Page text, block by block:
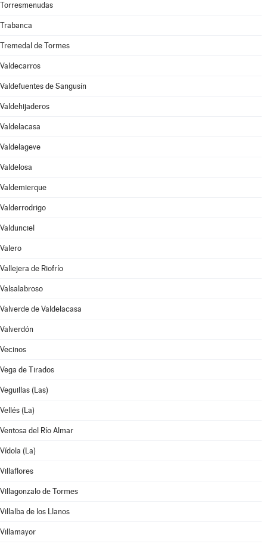
Torresmenudas
Trabanca
Tremedal de Tormes
Valdecarros
Valdefuentes de Sangusín
Valdehijaderos
Valdelacasa
Valdelageve
Valdelosa
Valdemierque
Valderrodrigo
Valdunciel
Valero
Vallejera de Riofrío
Valsalabroso
Valverde de Valdelacasa
Valverdón
Vecinos
Vega de Tirados
Veguillas (Las)
Vellés (La)
Ventosa del Río Almar
Vídola (La)
Villaflores
Villagonzalo de Tormes
Villalba de los Llanos
Villamayor